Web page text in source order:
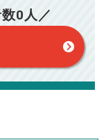
しています。
ております。
金利が変わらない設
を保証するものでは
かなる損害について
ください。
限で計算して
0人／